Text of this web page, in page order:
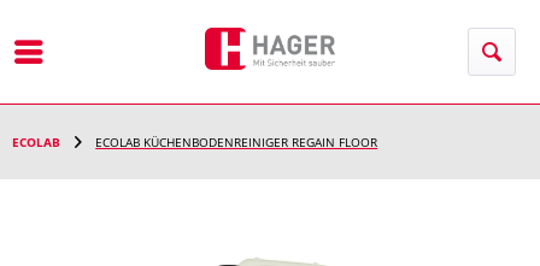
ECOLAB ECOLAB KÜCHENBODENREINIGER REGAIN FLOOR